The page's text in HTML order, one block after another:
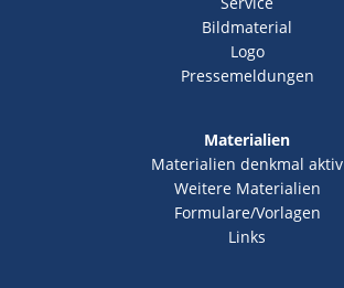
Bildmaterial
Logo
Pressemeldungen
Materialien
Materialien denkmal aktiv
Weitere Materialien
Formulare/Vorlagen
Links